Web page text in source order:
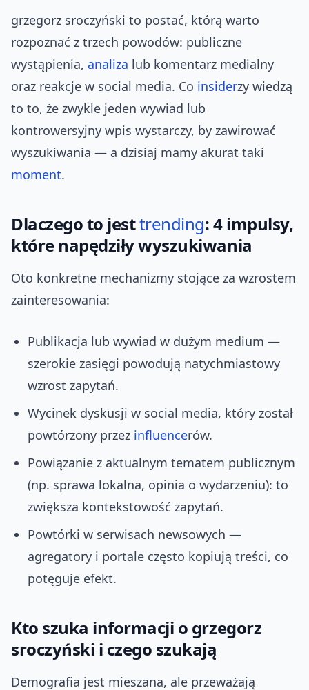
grzegorz sroczyński to postać, którą warto
rozpoznać z trzech powodów: publiczne
wystąpienia, analiza lub komentarz medialny
oraz reakcje w social media. Co insiderzy wiedzą
to to, że zwykle jeden wywiad lub
kontrowersyjny wpis wystarczy, by zawirować
wyszukiwania — a dzisiaj mamy akurat taki
moment.
Dlaczego to jesttrending: 4 impulsy,
które napędziły wyszukiwania
Oto konkretne mechanizmy stojące za wzrostem
zainteresowania:
Publikacja lub wywiad w dużym medium —
szerokie zasięgi powodują natychmiastowy
wzrost zapytań.
Wycinek dyskusji w social media, który został
powtórzony przez influencerów.
Powiązanie z aktualnym tematem publicznym
(np. sprawa lokalna, opinia o wydarzeniu): to
zwiększa kontekstowość zapytań.
Powtórki w serwisach newsowych —
agregatory i portale często kopiują treści, co
potęguje efekt.
Kto szuka informacji o grzegorz
sroczyński i czego szukają
Demografia jest mieszana, ale przeważają